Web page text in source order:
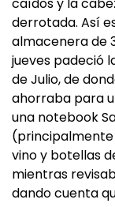
derrotada. Así
almacenera de
jueves padeció
de Julio, de
ahorraba para
una notebook
(principalmente
vino y botellas
mientras
dando cuenta